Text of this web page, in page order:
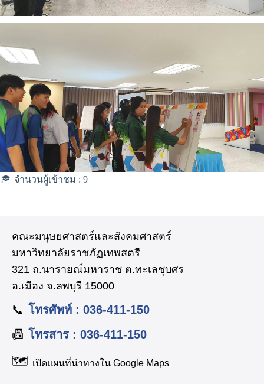
จำนวนผู้เข้าชม : 9
คณะมนุษยศาสตร์และสังคมศาสตร์
มหาวิทยาลัยราชภัฏเทพสตรี
321 ถ.นารายณ์มหาราช ต.ทะเลชุบศร
อ.เมือง จ.ลพบุรี 15000
📞 โทรศัพท์ : 036-411-150
📠 โทรสาร : 036-411-150
🗺️ เปิดแผนที่นำทางใน Google Maps